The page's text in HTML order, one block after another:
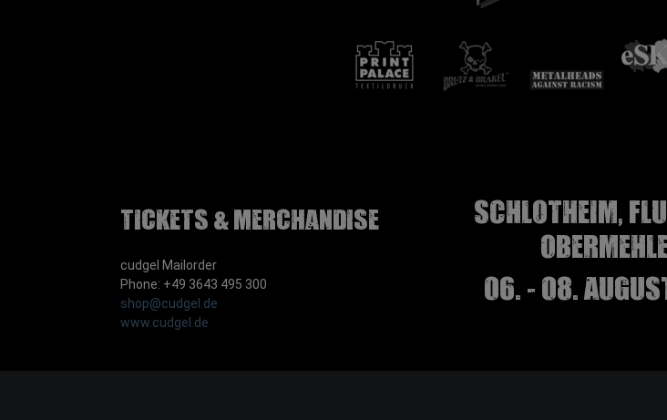
Tickets & Merchandise
cudgel Mailorder
Phone: +49 3643 495 300
shop@cudgel.de
www.cudgel.de
Schlotheim,
06. - 08.